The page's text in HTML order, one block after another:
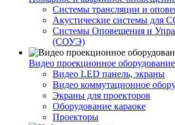
Cистемы трансляции и
Акустические системы для
Системы Оповещения и
(СОУЭ)
Видео проекционное оборудование
Видео LED панель, экраны
Видео коммутационное
Экраны для проекторов
Оборудование караоке
Проекторы